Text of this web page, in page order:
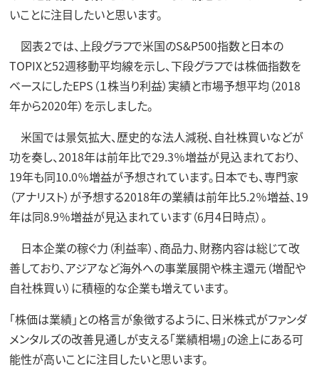
いことに注目したいと思います。
図表２では、上段グラフで米国のS&P500指数と日本の
TOPIXと52週移動平均線を示し、下段グラフでは株価指数を
ベースにしたEPS（１株当り利益）実績と市場予想平均（2018
年から2020年）を示しました。
米国では景気拡大、歴史的な法人減税、自社株買いなどが
功を奏し、2018年は前年比で29.3％増益が見込まれており、
19年も同10.0％増益が予想されています。日本でも、専門家
（アナリスト）が予想する2018年の業績は前年比5.2％増益、19
年は同8.9％増益が見込まれています（6月4日時点）。
日本企業の稼ぐ力（利益率）、商品力、財務内容は総じて改
善しており、アジアなど海外への事業展開や株主還元（増配や
自社株買い）に積極的な企業も増えています。
「株価は業績」との格言が象徴するように、日米株式がファンダ
メンタルズの改善見通しが支える「業績相場」の途上にある可
能性が高いことに注目したいと思います。